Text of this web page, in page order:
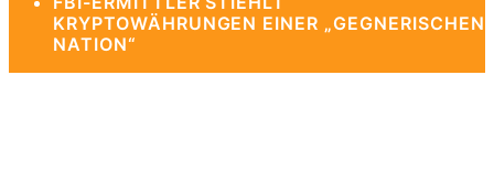
KRYPTOWÄHRUNGEN EINER „GEGNERISCHEN
NATION“